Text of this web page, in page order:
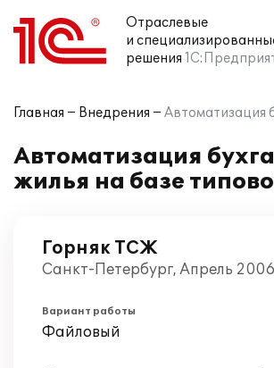
Отраслевые
и
решения
Главная Внедрения Автоматизация
Автоматизация
жилья на базе
Горняк ТСЖ
Санкт-Петербург, Апрель 2006
Вариант работы
Файловый